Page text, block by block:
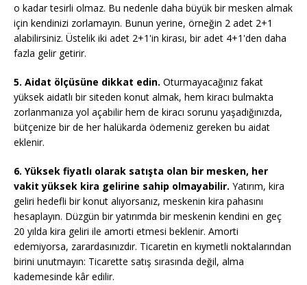
o kadar tesirli olmaz. Bu nedenle daha büyük bir mesken almak
için kendinizi zorlamayın. Bunun yerine, örneğin 2 adet 2+1
alabilirsiniz. Üstelik iki adet 2+1'in kirası, bir adet 4+1'den daha
fazla gelir getirir.
5. Aidat ölçüsüne dikkat edin. Oturmayacağınız fakat
yüksek aidatlı bir siteden konut almak, hem kiracı bulmakta
zorlanmanıza yol açabilir hem de kiracı sorunu yaşadığınızda,
bütçenize bir de her halükarda ödemeniz gereken bu aidat
eklenir.
6. Yüksek fiyatlı olarak satışta olan bir mesken, her
vakit yüksek kira gelirine sahip olmayabilir. Yatırım, kira
geliri hedefli bir konut alıyorsanız, meskenin kira pahasını
hesaplayın. Düzgün bir yatırımda bir meskenin kendini en geç
20 yılda kira geliri ile amorti etmesi beklenir. Amorti
edemiyorsa, zarardasınızdır. Ticaretin en kıymetli noktalarından
birini unutmayın: Ticarette satış sırasında değil, alma
kademesinde kâr edilir.